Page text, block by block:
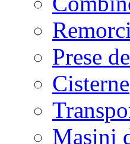
Remorci
Prese
Cisterne
Masini